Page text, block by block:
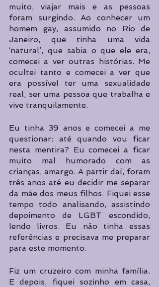
muito, viajar mais e as pessoas
foram surgindo. Ao conhecer um
homem gay, assumido no Rio de
Janeiro, que tinha uma vida
‘natural’, que sabia o que ele era,
comecei a ver outras histórias. Me
ocultei tanto e comecei a ver que
era possível ter uma sexualidade
real, ser uma pessoa que trabalha e
vive tranquilamente.
Eu tinha 39 anos e comecei a me
questionar: até quando vou ficar
nesta mentira? Eu comecei a ficar
muito mal humorado com as
crianças, amargo. A partir daí, foram
três anos até eu decidir me separar
da mãe dos meus filhos. Fiquei esse
tempo todo analisando, assistindo
depoimento de LGBT escondido,
lendo livros. Eu não tinha essas
referências e precisava me preparar
para este momento.
Fiz um cruzeiro com minha família.
E depois, fiquei sozinho em casa,